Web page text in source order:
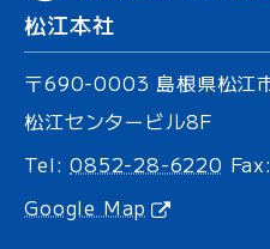
松江本社
〒690-0003 島根県松江
松江センタービル8F
Tel:0852-28-6220
Google Map